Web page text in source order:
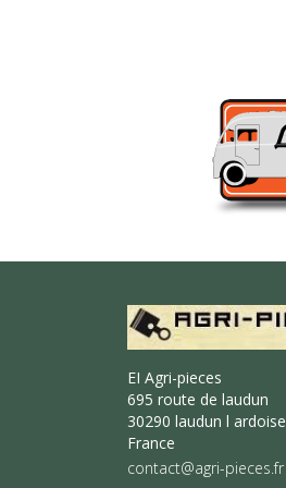
EI Agri-pieces
695 route de laudun
30290 laudun l ardoise
France
contact@agri-pieces.fr